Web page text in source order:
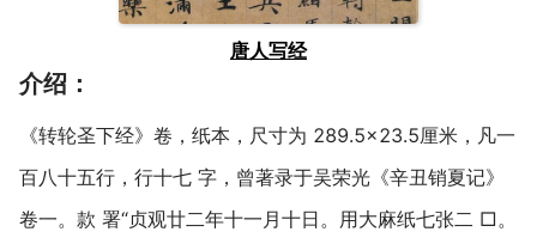
唐人写经
介绍：
《转轮圣下经》卷，纸本，尺寸为 289.5×23.5厘米，凡一
百八十五行，行十七 字，曾著录于吴荣光《辛丑销夏记》
卷一。款 署“贞观廿二年十一月十日。用大麻纸七张二 □。